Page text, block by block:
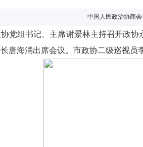
中国人民政治协商
协党组书记、主席谢景林主持召开政
唐海涌出席会议。市政协二级巡视员